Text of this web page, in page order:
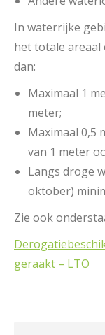
In waterrijke
het totale areaal
dan:
Maximaal 1
meter;
Maximaal 0,5
van 1 meter
Langs droge
oktober)
Zie ook
geraakt – LTO